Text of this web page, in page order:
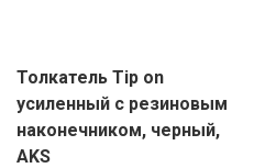
Толкатель Tip on
усиленный с резиновым
наконечником, черный,
AKS